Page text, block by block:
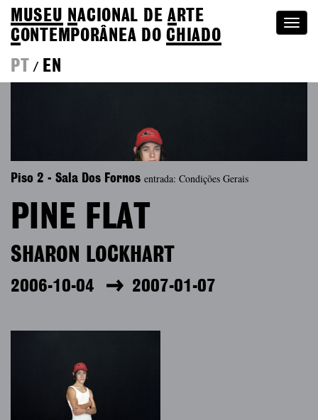
MUSEU NACIONAL DEA RTE
CONTEMPORÂNEA DOCHIADO
PT
/ EN
Piso 2 - Sala Dos Fornos entrada: Condições Gerais
PINE FLAT
SHARON LOCKHART
2006-10-04 2007-01-07